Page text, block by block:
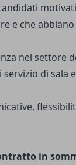
e che
nel settore
di sala
in